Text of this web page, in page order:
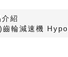
紹
齒輪減速機